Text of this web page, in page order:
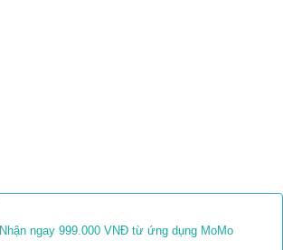
Nhận ngay 999.000 VNĐ từ ứng dụng MoMo